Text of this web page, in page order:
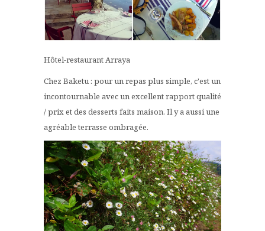
Hôtel-restaurant Arraya
Chez Baketu : pour un repas plus simple, c'est un
incontournable avec un excellent rapport qualité
/ prix et des desserts faits maison. Il y a aussi une
agréable terrasse ombragée.